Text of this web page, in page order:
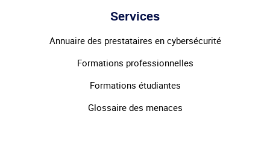
Services
Annuaire des prestataires en cybersécurité
Formations professionnelles
Formations étudiantes
Glossaire des menaces